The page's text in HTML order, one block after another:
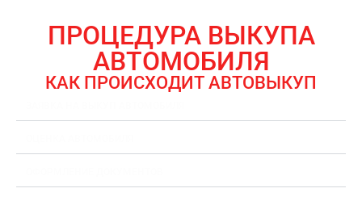
ПРОЦЕДУРА ВЫКУПА
АВТОМОБИЛЯ
КАК ПРОИСХОДИТ АВТОВЫКУП